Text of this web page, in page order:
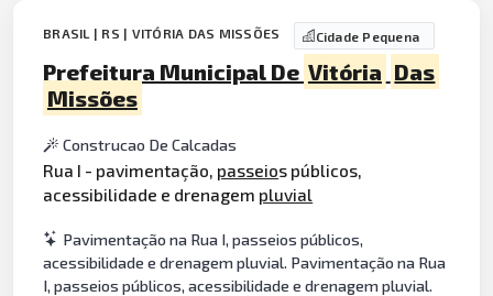
BRASIL | RS | VITÓRIA DAS MISSÕES Cidade Pequena
Prefeitura Municipal De Vitória Das
Missões
Construcao De Calcadas
Rua I - pavimentação, passeios públicos,
acessibilidade e drenagem pluvial
Pavimentação na Rua I, passeios públicos,
acessibilidade e drenagem pluvial. Pavimentação na Rua
I, passeios públicos, acessibilidade e drenagem pluvial.